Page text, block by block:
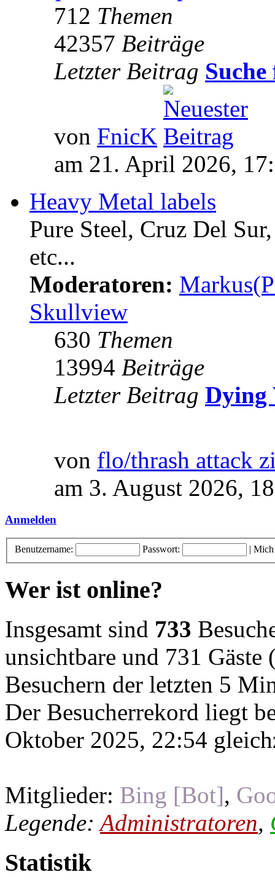
712 Themen
42357 Beiträge
Letzter Beitrag
von FnicK
am 21. April 2026,
Heavy Metal labels
Pure Steel, Cruz Del
etc...
Moderatoren:
Skullview
630 Themen
13994 Beiträge
Letzter Beitrag Dying
von flo/thrash attack
am 3. August 2026,
Anmelden
Benutzername: Passwort: | Mich
Wer ist online?
Insgesamt sind 733
unsichtbare und 731 Gäste
Besuchern der letzten 5
Der Besucherrekord liegt
Oktober 2025, 22:54
Mitglieder: Bing [Bot],
Legende:Administratoren,
Statistik